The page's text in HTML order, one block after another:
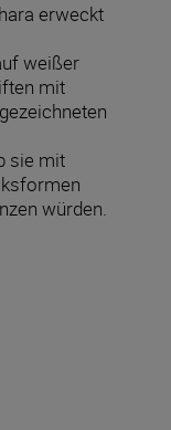
erweckt
weißer
mit
sie mit
würden.